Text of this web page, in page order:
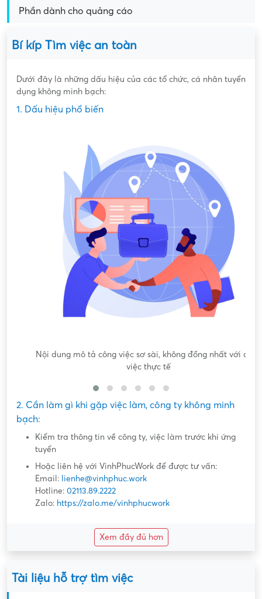
Phần dành cho quảng cáo
Bí kíp Tìm việc an toàn
Dưới đây là những dấu hiệu của các tổ chức, cá nhân tuyển
dụng không minh bạch:
1. Dấu hiệu phổ biến
Nội dung mô tả công việc sơ sài, không đồng nhất với công
việc thực tế
2. Cần làm gì khi gặp việc làm, công ty không minh
bạch:
Kiểm tra thông tin về công ty, việc làm trước khi ứng
tuyển
Hoặc liên hệ với VinhPhucWork để được tư vấn:
Email: lienhe@vinhphuc.work
Hotline: 02113.89.2222
Zalo: https://zalo.me/vinhphucwork
Xem đầy đủ hơn
Tài liệu hỗ trợ tìm việc